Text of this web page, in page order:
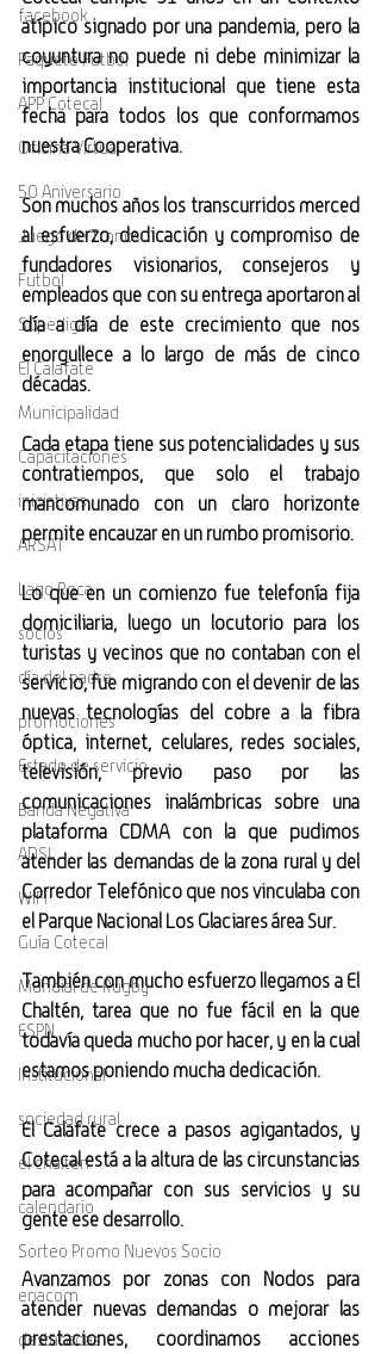
facebook
Paquete Futbol
APP Cotecal
Oficina Virtual
50 Aniversario
Juego de Tronos
Futbol
Superliga
El Calafate
Municipalidad
Capacitaciones
iniciativas
ARSAT
Lago Roca
socios
día del padre
promociones
Estado de servicio
Banda Negativa
ADSL
WiFi
Guía Cotecal
Mundial de Rugby
ESPN
Institucional
sociedad rural
el chaltén
calendario
Sorteo Promo Nuevos Socio
enacom
destacadas
atípico signado por una pandemia, pero la
coyuntura no puede ni debe minimizar la
importancia institucional que tiene esta
fecha para todos los que conformamos
nuestra Cooperativa.
Son muchos años los transcurridos merced
al esfuerzo, dedicación y compromiso de
fundadores visionarios, consejeros y
empleados que con su entrega aportaron al
día a día de este crecimiento que nos
enorgullece a lo largo de más de cinco
décadas.
Cada etapa tiene sus potencialidades y sus
contratiempos, que solo el trabajo
mancomunado con un claro horizonte
permite encauzar en un rumbo promisorio.
Lo que en un comienzo fue telefonía fija
domiciliaria, luego un locutorio para los
turistas y vecinos que no contaban con el
servicio, fue migrando con el devenir de las
nuevas tecnologías del cobre a la fibra
óptica, internet, celulares, redes sociales,
televisión, previo paso por las
comunicaciones inalámbricas sobre una
plataforma CDMA con la que pudimos
atender las demandas de la zona rural y del
Corredor Telefónico que nos vinculaba con
el Parque Nacional Los Glaciares área Sur.
También con mucho esfuerzo llegamos a El
Chaltén, tarea que no fue fácil en la que
todavía queda mucho por hacer, y en la cual
estamos poniendo mucha dedicación.
El Calafate crece a pasos agigantados, y
Cotecal está a la altura de las circunstancias
para acompañar con sus servicios y su
gente ese desarrollo.
Avanzamos por zonas con Nodos para
atender nuevas demandas o mejorar las
prestaciones, coordinamos acciones